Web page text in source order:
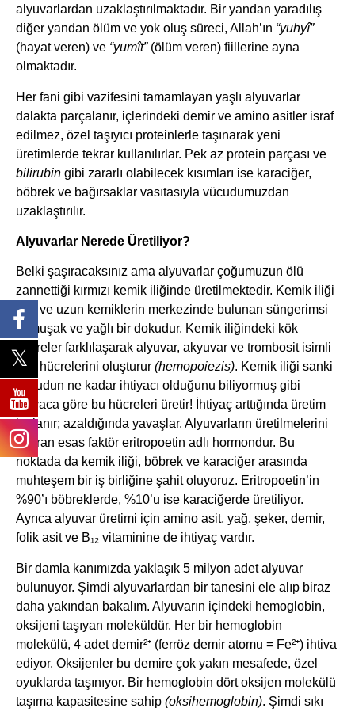
alyuvarlardan uzaklaştırılmaktadır. Bir yandan yaradılış
diğer yandan ölüm ve yok oluş süreci, Allah’ın “yuhyî”
(hayat veren) ve “yumît”(ölüm veren) fiillerine ayna
olmaktadır.
Her fani gibi vazifesini tamamlayan yaşlı alyuvarlar
dalakta parçalanır, içlerindeki demir ve amino asitler israf
edilmez, özel taşıyıcı proteinlerle taşınarak yeni
üretimlerde tekrar kullanılırlar. Pek az protein parçası ve
bilirubin gibi zararlı olabilecek kısımları ise karaciğer,
böbrek ve bağırsaklar vasıtasıyla vücudumuzdan
uzaklaştırılır.
Alyuvarlar Nerede Üretiliyor?
Belki şaşıracaksınız ama alyuvarlar çoğumuzun ölü
zannettiği kırmızı kemik iliğinde üretilmektedir. Kemik iliği
düz ve uzun kemiklerin merkezinde bulunan süngerimsi
yumuşak ve yağlı bir dokudur. Kemik iliğindeki kök
hücreler farklılaşarak alyuvar, akyuvar ve trombosit isimli
kan hücrelerini oluşturur (hemopoiezis). Kemik iliği sanki
vücudun ne kadar ihtiyacı olduğunu biliyormuş gibi
ihtiyaca göre bu hücreleri üretir! İhtiyaç arttığında üretim
hızlanır; azaldığında yavaşlar. Alyuvarların üretilmelerini
uyaran esas faktör eritropoetin adlı hormondur. Bu
noktada da kemik iliği, böbrek ve karaciğer arasında
muhteşem bir iş birliğine şahit oluyoruz. Eritropoetin’in
%90’ı böbreklerde, %10’u ise karaciğerde üretiliyor.
Ayrıca alyuvar üretimi için amino asit, yağ, şeker, demir,
folik asit ve B₁₂ vitaminine de ihtiyaç vardır.
Bir damla kanımızda yaklaşık 5 milyon adet alyuvar
bulunuyor. Şimdi alyuvarlardan bir tanesini ele alıp biraz
daha yakından bakalım. Alyuvarın içindeki hemoglobin,
oksijeni taşıyan moleküldür. Her bir hemoglobin
molekülü, 4 adet demir²⁺ (ferröz demir atomu = Fe²⁺) ihtiva
ediyor. Oksijenler bu demire çok yakın mesafede, özel
oyuklarda taşınıyor. Bir hemoglobin dört oksijen molekülü
taşıma kapasitesine sahip (oksihemoglobin). Şimdi sıkı